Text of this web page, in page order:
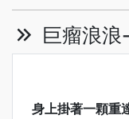
巨瘤浪浪
身上掛著一顆重